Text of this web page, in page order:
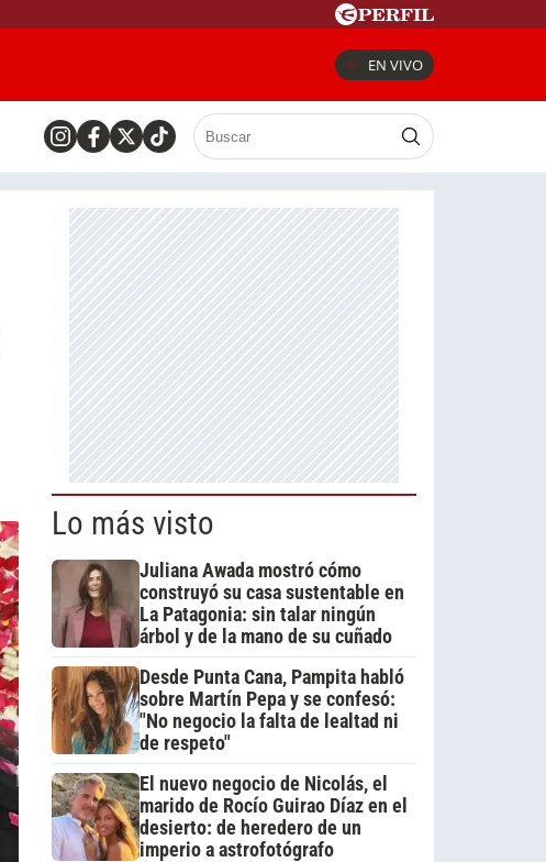
EN VIVO
Lo más visto
Juliana Awada mostró cómo
construyó su casa sustentable en
La Patagonia: sin talar ningún
árbol y de la mano de su cuñado
Desde Punta Cana, Pampita habló
sobre Martín Pepa y se confesó:
"No negocio la falta de lealtad ni
de respeto"
El nuevo negocio de Nicolás, el
marido de Rocío Guirao Díaz en el
desierto: de heredero de un
imperio a astrofotógrafo